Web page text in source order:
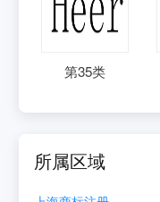
第35类
所属区域